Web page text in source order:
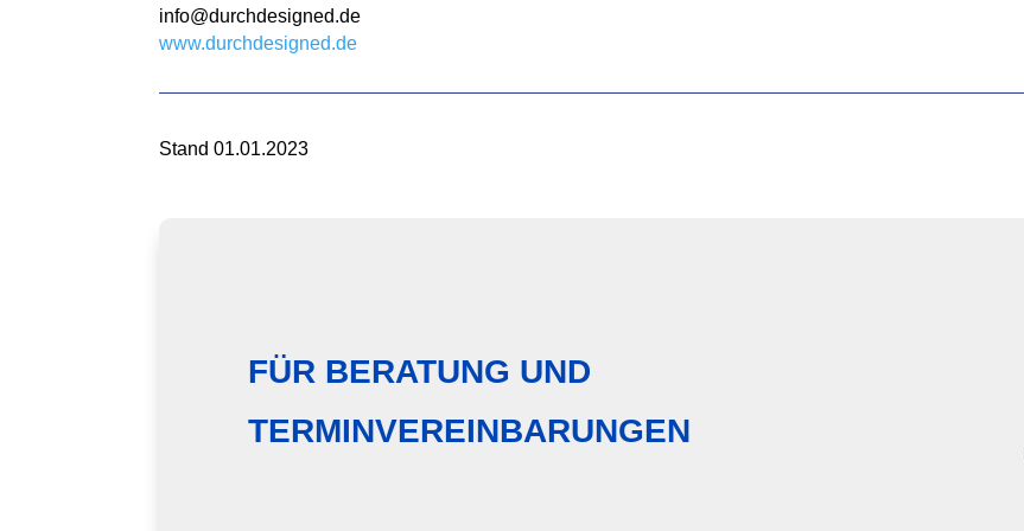
info@durchdesigned.de
www.durchdesigned.de
Stand 01.01.2023
FÜR BERATUNG UND
TERMINVEREINBARUNGEN